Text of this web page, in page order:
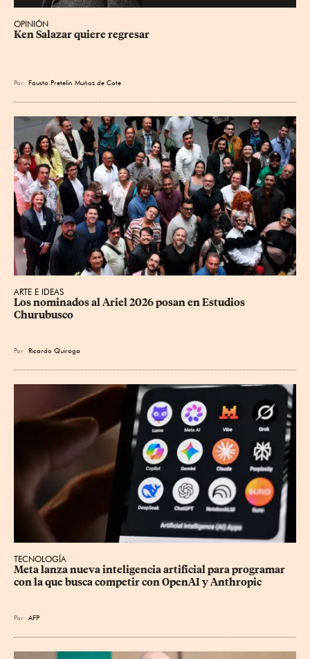
OPINIÓN
Ken Salazar quiere regresar
Por Fausto Pretelin Muñoz de Cote
ARTE E IDEAS
Los nominados al Ariel 2026 posan en Estudios
Churubusco
Por Ricardo Quiroga
TECNOLOGÍA
Meta lanza nueva inteligencia artificial para programar
con la que busca competir con OpenAI y Anthropic
Por AFP